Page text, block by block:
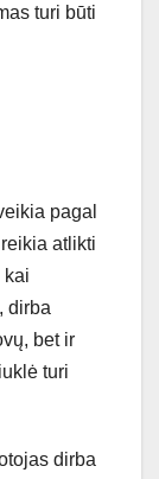
turi būti
pagal
atlikti
kai
dirba
bet ir
turi
dirba